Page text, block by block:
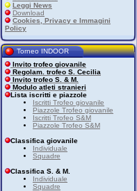
Leggi News
Download
Cookies, Privacy e Immagini
Policy
Torneo INDOOR
Invito trofeo giovanile
Regolam. trofeo S. Cecilia
Invito trofeo S. & M.
Modulo atleti stranieri
Lista iscritti e piazzole
Iscritti Trofeo giovanile
Piazzole Trofeo giovanile
Iscritti Trofeo S&M
Piazzole Trofeo S&M
Classifica giovanile
Individuale
Squadre
Classifica S. & M.
Individuale
Squadre